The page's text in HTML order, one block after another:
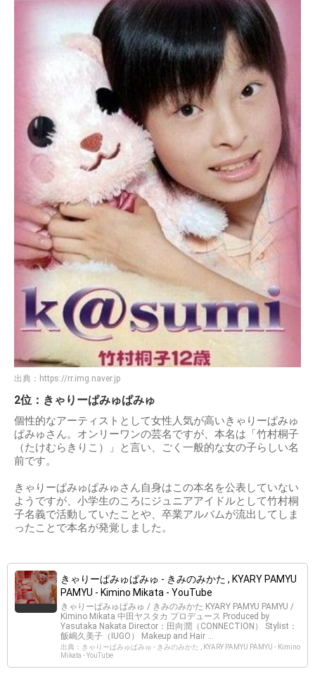
出典： https://rr.img.naver.jp
2位：きゃりーぱみゅぱみゅ
個性的なアーティストとして女性人気が高いきゃりーぱみゅ
ぱみゅさん。オンリーワンの芸名ですが、本名は「竹村桐子
（たけむらきりこ）」と言い、ごく一般的な女の子らしい名
前です。
きゃりーぱみゅぱみゅさん自身はこの本名を公表していない
ようですが、小学生のころにジュニアアイドルとして竹村桐
子名義で活動していたことや、卒業アルバムが流出してしま
ったことで本名が発覚しました。
きゃりーぱみゅぱみゅ - きみのみかた , KYARY PAMYU
PAMYU - Kimino Mikata - YouTube
きゃりーぱみゅぱみゅ / きみのみかた KYARY PAMYU PAMYU /
Kimino Mikata 中田ヤスタカ プロデュース Produced by
Yasutaka Nakata Director：田向潤（CONNECTION） Stylist：
飯嶋久美子（IUGO） Makeup and Hair ...
出典：きゃりーぱみゅぱみゅ - きみのみかた , KYARY PAMYU PAMYU - Kimino
Mikata - YouTube